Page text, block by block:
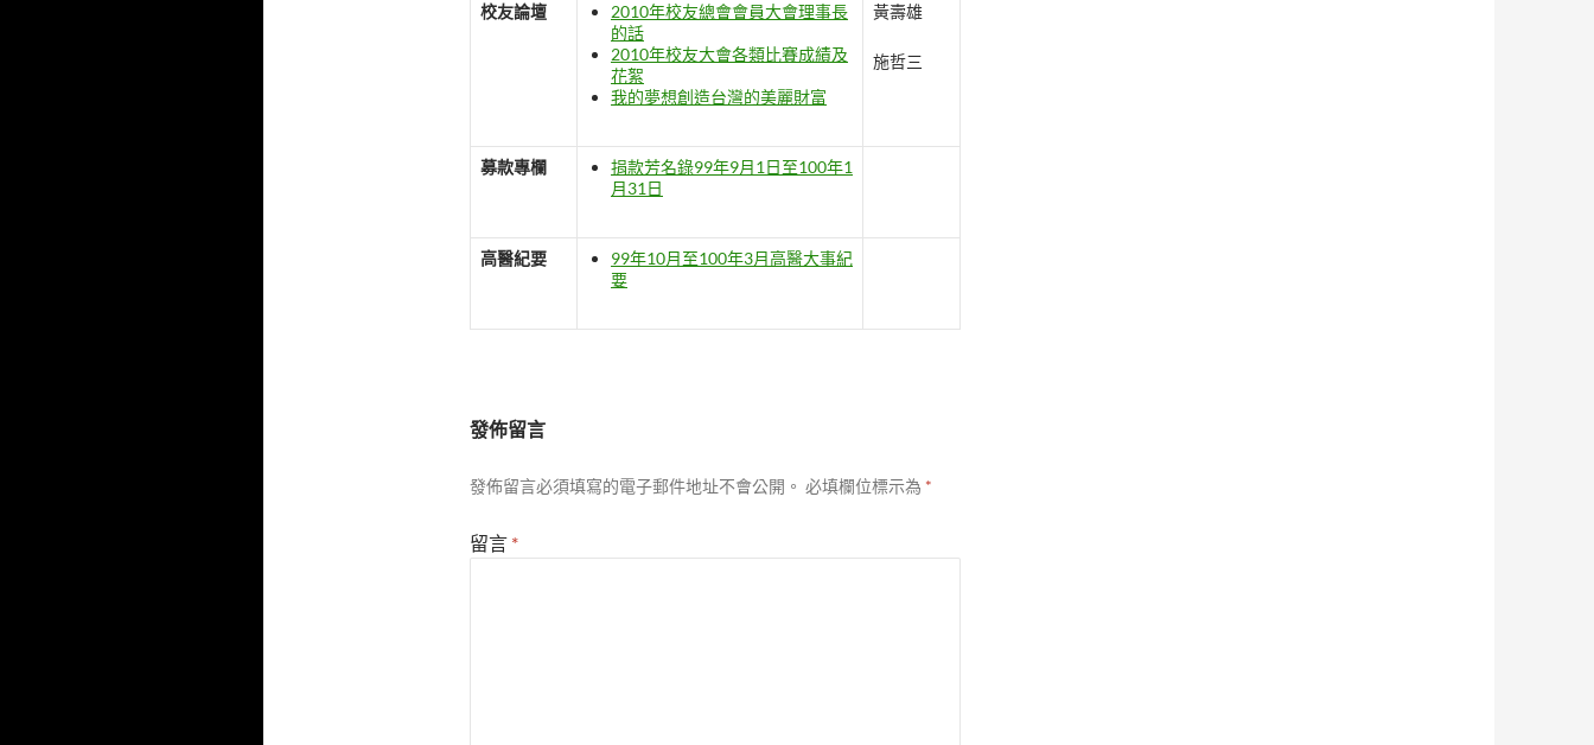
校友論壇
2010年校友總會會員大會理事長
的話
2010年校友大會各類比賽成績及
花絮
我的夢想創造台灣的美麗財富
黃壽雄
施哲三
募款專欄
捐款芳名錄99年9月1日至100年1
月31日
高醫紀要
99年10月至100年3月高醫大事紀
要
發佈留言
發佈留言必須填寫的電子郵件地址不會公開。 必填欄位標示為 *
留言 *